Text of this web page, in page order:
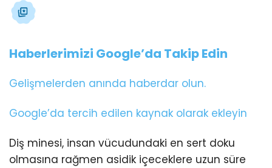
Haberlerimizi Google’da Takip Edin
Gelişmelerden anında haberdar olun.
Google’da tercih edilen kaynak olarak ekleyin
Diş minesi, insan vücudundaki en sert doku
olmasına rağmen asidik içeceklere uzun süre